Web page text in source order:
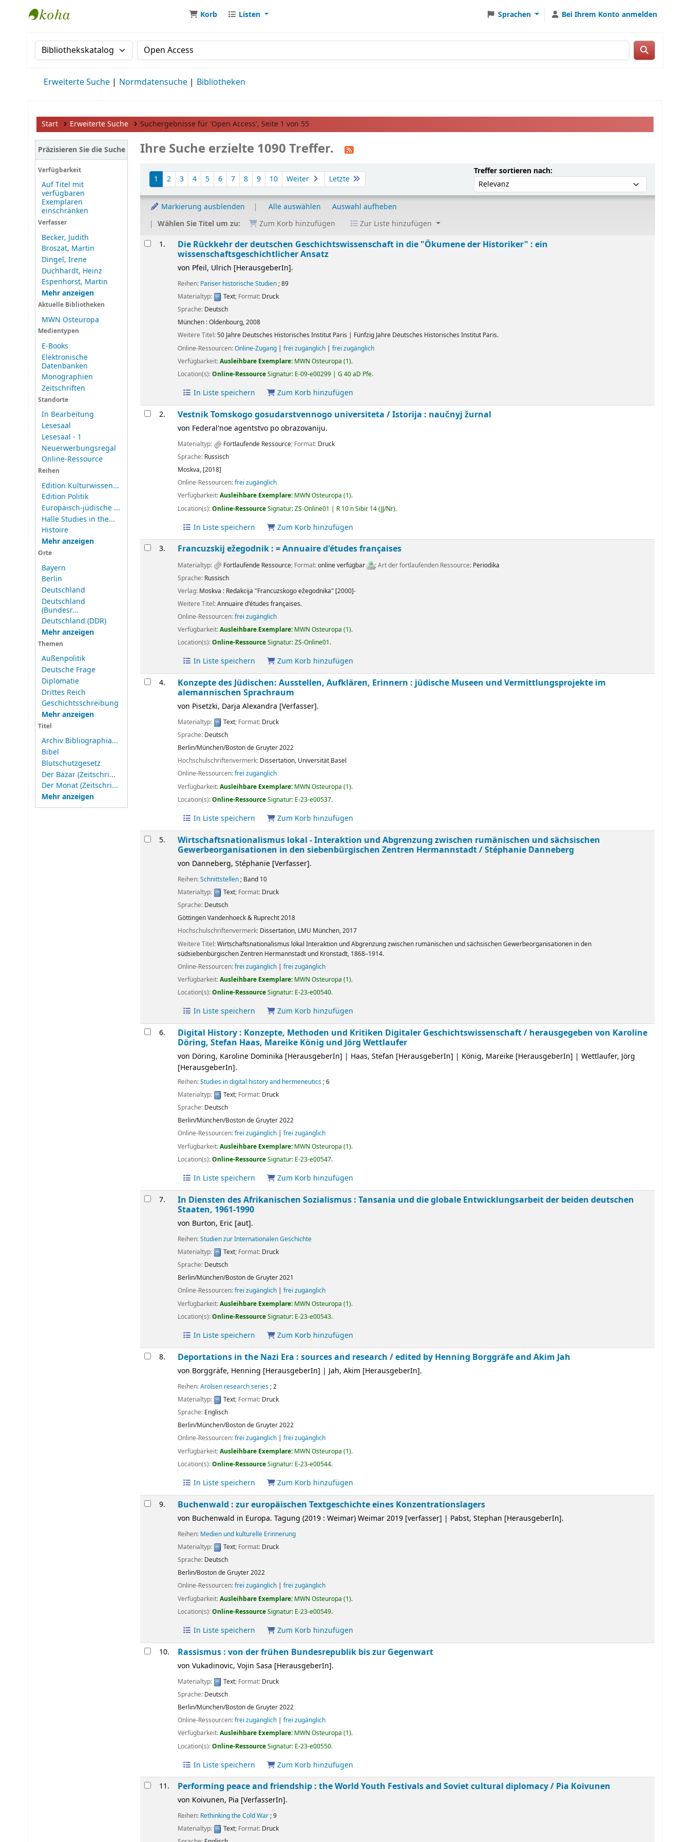
Korb Listen Sprachen Bei Ihrem Konto anmelden
Suche im Katalog nach:Suche im Katalog
Erweiterte Suche Normdatensuche Bibliotheken
Start Erweiterte Suche Suchergebnisse für 'Open Access', Seite 1 von 55
Präzisieren Sie die Suche
Verfügbarkeit
Auf Titel mit
verfügbaren
Exemplaren
einschränken
Verfasser
Becker, Judith
Broszat, Martin
Dingel, Irene
Duchhardt, Heinz
Espenhorst, Martin
Mehr anzeigen
Aktuelle Bibliotheken
MWN Osteuropa
Medientypen
E-Books
Elektronische
Datenbanken
Monographien
Zeitschriften
Standorte
In Bearbeitung
Lesesaal
Lesesaal - 1
Neuerwerbungsregal
Online-Ressource
Reihen
Edition Kulturwissen...
Edition Politik
Europäisch-jüdische ...
Halle Studies in the...
Histoire
Mehr anzeigen
Orte
Bayern
Berlin
Deutschland
Deutschland
(Bundesr...
Deutschland (DDR)
Mehr anzeigen
Themen
Außenpolitik
Deutsche Frage
Diplomatie
Drittes Reich
Geschichtsschreibung
Mehr anzeigen
Titel
Archiv Bibliographia...
Bibel
Blutschutzgesetz
Der Bazar (Zeitschri...
Der Monat (Zeitschri...
Mehr anzeigen
Ihre Suche erzielte 1090 Treffer.
Sortieren
1 2 3 4 5 6 7 8 9 10 Weiter Letzte
Treffer sortieren nach:Sortieren nach:
Markierung ausblenden Alle auswählen
Auswahl aufheben
Wählen Sie Titel um zu:
Zum Korb hinzufügen Zur Liste hinzufügen
Ergebnisse
1.
Die Rückkehr der deutschen Geschichtswissenschaft in die "Ökumene der Historiker" : ein
wissenschaftsgeschichtlicher Ansatz
von Pfeil, Ulrich [HerausgeberIn].
Reihen: Pariser historische Studien; 89
Materialtyp:
Text; Format: Druck
Sprache: Deutsch
München :Oldenbourg,2008
Weitere Titel:50 Jahre Deutsches Historisches Institut Paris
Fünfzig Jahre Deutsches Historisches Institut Paris.
Online-Ressourcen:Online-Zugang |frei zugänglich |frei zugänglich
Verfügbarkeit:Ausleihbare Exemplare: MWN Osteuropa (1).
Location(s):Online-RessourceSignatur: E-09-e00299 | G 40 aD Pfe.
In Liste speichern Zum Korb hinzufügen
2. Vestnik Tomskogo gosudarstvennogo universiteta / Istorija : naučnyj žurnal
von Federal'noe agentstvo po obrazovaniju.
Materialtyp: Fortlaufende Ressource; Format: Druck
Sprache: Russisch
Moskva, [2018]
Online-Ressourcen:frei zugänglich
Verfügbarkeit:Ausleihbare Exemplare: MWN Osteuropa (1).
Location(s):Online-RessourceSignatur:ZS-Online01 | R 10 n Sibir 14 (JJ/Nr).
In Liste speichern
Zum Korb hinzufügen
3.
Francuzskij ežegodnik : = Annuaire d'études françaises
Materialtyp: Fortlaufende Ressource; Format:online verfügbar ; Art der fortlaufenden Ressource: Periodika
Sprache: Russisch
Verlag: Moskva : Redakcija "Francuzskogo ežegodnika" [2000]-
Weitere Titel:Annuaire d'études françaises.
Online-Ressourcen:frei zugänglich
Verfügbarkeit:Ausleihbare Exemplare: MWN Osteuropa (1).
Location(s):Online-RessourceSignatur:ZS-Online01.
In Liste speichern
Zum Korb hinzufügen
4.
Konzepte des Jüdischen: Ausstellen, Aufklären, Erinnern : jüdische Museen und Vermittlungsprojekte im
alemannischen Sprachraum
von Pisetzki, Darja Alexandra [Verfasser].
Materialtyp: Text; Format: Druck
Sprache: Deutsch
Berlin/München/Bostonde Gruyter2022
Hochschulschriftenvermerk: Dissertation, Universität Basel
Online-Ressourcen:frei zugänglich
Verfügbarkeit:Ausleihbare Exemplare: MWN Osteuropa (1).
Location(s):Online-RessourceSignatur: E-23-e00537.
In Liste speichern Zum Korb hinzufügen
5.
Wirtschaftsnationalismus lokal - Interaktion und Abgrenzung zwischen rumänischen und sächsischen
Gewerbeorganisationen in den siebenbürgischen Zentren Hermannstadt /Stéphanie Danneberg
von Danneberg, Stéphanie[Verfasser].
Reihen:Schnittstellen; Band 10
Materialtyp:
Text; Format: Druck
Sprache: Deutsch
GöttingenVandenhoeck & Ruprecht2018
Hochschulschriftenvermerk: Dissertation, LMU München, 2017
Weitere Titel:Wirtschaftsnationalismus lokal Interaktion und Abgrenzung zwischen rumänischen und sächsischen Gewerbeorganisationen in den
südsiebenbürgischen Zentren Hermannstadt und Kronstadt, 1868–1914.
Online-Ressourcen:frei zugänglich |frei zugänglich
Verfügbarkeit:Ausleihbare Exemplare: MWN Osteuropa (1).
Location(s):Online-RessourceSignatur: E-23-e00540.
In Liste speichern Zum Korb hinzufügen
6. Digital History : Konzepte, Methoden und Kritiken Digitaler Geschichtswissenschaft / herausgegeben von Karoline
Döring, Stefan Haas, Mareike König und Jörg Wettlaufer
von Döring, Karoline Dominika [HerausgeberIn] | Haas, Stefan [HerausgeberIn] | König, Mareike[HerausgeberIn] | Wettlaufer, Jörg
[HerausgeberIn].
Reihen:Studies in digital history and hermeneutics; 6
Materialtyp:
Text; Format: Druck
Sprache: Deutsch
Berlin/München/Bostonde Gruyter2022
Online-Ressourcen:frei zugänglich |frei zugänglich
Verfügbarkeit:Ausleihbare Exemplare: MWN Osteuropa (1).
Location(s):Online-RessourceSignatur: E-23-e00547.
In Liste speichern Zum Korb hinzufügen
7.
In Diensten des Afrikanischen Sozialismus : Tansania und die globale Entwicklungsarbeit der beiden deutschen
Staaten, 1961-1990
von Burton, Eric[aut].
Reihen:Studien zur Internationalen Geschichte
Materialtyp:
Text; Format: Druck
Sprache: Deutsch
Berlin/München/Bostonde Gruyter2021
Online-Ressourcen:frei zugänglich |frei zugänglich
Verfügbarkeit:Ausleihbare Exemplare: MWN Osteuropa (1).
Location(s):Online-RessourceSignatur: E-23-e00543.
In Liste speichern Zum Korb hinzufügen
8. Deportations in the Nazi Era : sources and research /edited by Henning Borggräfe and Akim Jah
von Borggräfe, Henning [HerausgeberIn] | Jah, Akim [HerausgeberIn].
Reihen:Arolsen research series; 2
Materialtyp:
Text; Format: Druck
Sprache: Englisch
Berlin/München/Bostonde Gruyter2022
Online-Ressourcen:frei zugänglich |frei zugänglich
Verfügbarkeit:Ausleihbare Exemplare: MWN Osteuropa (1).
Location(s):Online-RessourceSignatur: E-23-e00544.
In Liste speichern Zum Korb hinzufügen
9. Buchenwald : zur europäischen Textgeschichte eines Konzentrationslagers
von Buchenwald in Europa. Tagung (2019 : Weimar)Weimar 2019[verfasser] | Pabst, Stephan [HerausgeberIn].
Reihen: Medien und kulturelle Erinnerung
Materialtyp:
Text; Format: Druck
Sprache: Deutsch
Berlin/Bostonde Gruyter2022
Online-Ressourcen:frei zugänglich |frei zugänglich
Verfügbarkeit:Ausleihbare Exemplare: MWN Osteuropa (1).
Location(s):Online-RessourceSignatur: E-23-e00549.
In Liste speichern Zum Korb hinzufügen
10. Rassismus : von der frühen Bundesrepublik bis zur Gegenwart
von Vukadinovic, Vojin Sasa [HerausgeberIn].
Materialtyp: Text; Format: Druck
Sprache: Deutsch
Berlin/München/Bostonde Gruyter2022
Online-Ressourcen:frei zugänglich |frei zugänglich
Verfügbarkeit:Ausleihbare Exemplare: MWN Osteuropa (1).
Location(s):Online-RessourceSignatur: E-23-e00550.
In Liste speichern
Zum Korb hinzufügen
11.
Performing peace and friendship : the World Youth Festivals and Soviet cultural diplomacy / Pia Koivunen
von Koivunen, Pia [VerfasserIn].
Reihen: Rethinking the Cold War; 9
Materialtyp:
Text; Format: Druck